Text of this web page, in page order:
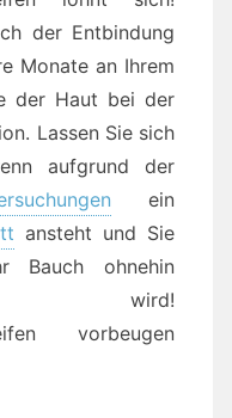
der Entbindung
Monate an Ihrem
der Haut bei der
Lassen Sie sich
aufgrund der
ein
ansteht und Sie
Bauch ohnehin
wird!
vorbeugen